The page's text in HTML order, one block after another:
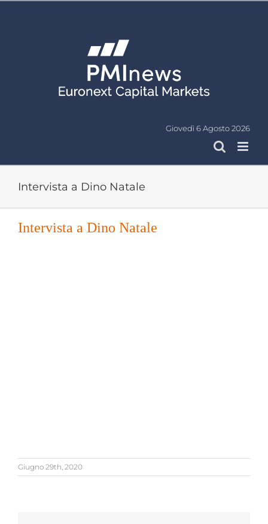
Giovedì 6 Agosto 2026
Intervista a Dino Natale
Intervista a Dino Natale
Giugno 29th, 2020